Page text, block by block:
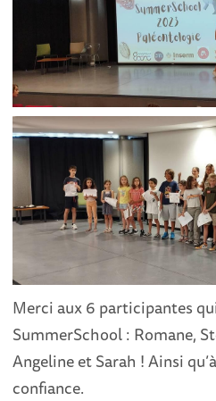
Merci aux 6 participantes
SummerSchool : Romane,
Angeline et Sarah ! Ainsi
confiance.